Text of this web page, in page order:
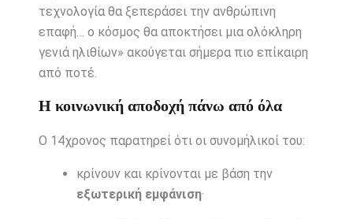
τεχνολογία θα ξεπεράσει την ανθρώπινη
επαφή… ο κόσμος θα αποκτήσει μια ολόκληρη
γενιά ηλιθίων» ακούγεται σήμερα πιο επίκαιρη
από ποτέ.
Η κοινωνική αποδοχή πάνω από όλα
Ο 14χρονος παρατηρεί ότι οι συνομήλικοί του:
κρίνουν και κρίνονται με βάση την
εξωτερική εμφάνιση·